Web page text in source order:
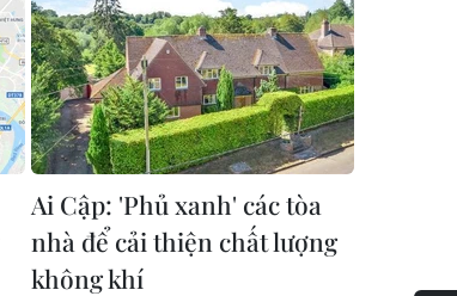
Ai Cập: 'Phủ xanh' các tòa
nhà để cải thiện chất lượng
không khí